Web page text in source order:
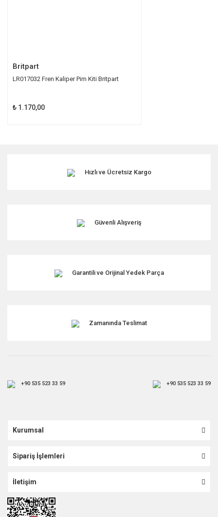
Britpart
LR017032 Fren Kaliper Pim Kiti Britpart
₺ 1.170,00
Hızlı ve Ücretsiz Kargo
Güvenli Alışveriş
Garantili ve Orijinal Yedek Parça
Zamanında Teslimat
+90 535 523 33 59 +90 535 523 33 59
Kurumsal
Sipariş İşlemleri
İletişim